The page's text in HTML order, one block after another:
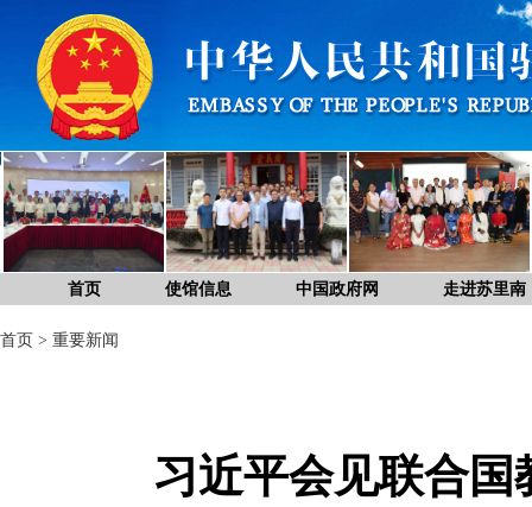
首页 使馆信息 中国政府网 走进苏里南
首页 > 重要新闻
习近平会见联合